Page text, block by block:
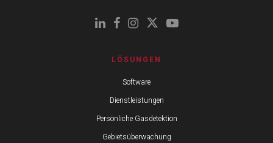
LÖSUNGEN
Software
Dienstleistungen
Persönliche Gasdetektion
Gebietsüberwachung